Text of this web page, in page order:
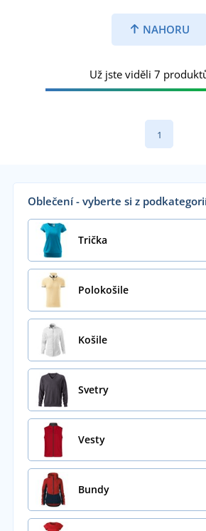
NAHORU
Už jste viděli 7
1
Oblečení - vyberte si z
Trička
Polokošile
Košile
Svetry
Vesty
Bundy